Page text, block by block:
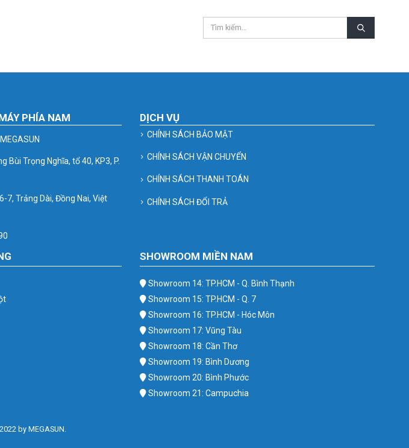
PHÍA NAM
Bùi Trọng Nghĩa, tổ 40, KP3, P.
7, Trảng Dài, Đồng Nai, Việt
DỊCH VỤ
CHÍNH SÁCH BẢO MẬT
CHÍNH SÁCH VẬN CHUYỂN
CHÍNH SÁCH THANH TOÁN
CHÍNH SÁCH ĐỔI TRẢ
SHOWROOM MIỀN NAM
Showroom 14: TP.HCM - Q. Bình Thạnh
Showroom 15: TP.HCM - Q. 7
Showroom 16: TP.HCM - Hóc Môn
Showroom 17: Vũng Tàu
Showroom 18: Cần Thơ
Showroom 19: Bình Dương
Showroom 20: Bình Phước
Showroom 21: Campuchia
by MEGASUN.